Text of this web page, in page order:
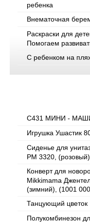
ребенка
Внематочная
Раскраски для
Помогаем
С ребенком на
C431 МИНИ -
Игрушка Ушастик
Сиденье для
РМ 3320, (розовый)
Конверт для
Mikkimama
(зимний), (1001
Танцующий цветок
Полукомбинезон